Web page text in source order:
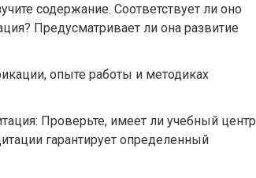
содержание. Соответствует ли оно
Предусматривает ли она развитие
опыте работы и методиках
Проверьте, имеет ли учебный центр
гарантирует определенный